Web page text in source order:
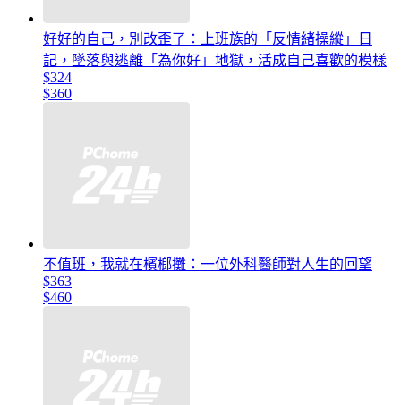
好好的自己，別改歪了：上班族的「反情緒操縱」日
記，墜落與逃離「為你好」地獄，活成自己喜歡的模樣
$324
$360
不值班，我就在檳榔攤：一位外科醫師對人生的回望
$363
$460